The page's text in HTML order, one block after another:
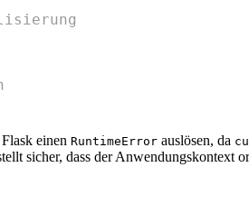
einen RuntimeError auslösen, da
sicher, dass der Anwendungskontext